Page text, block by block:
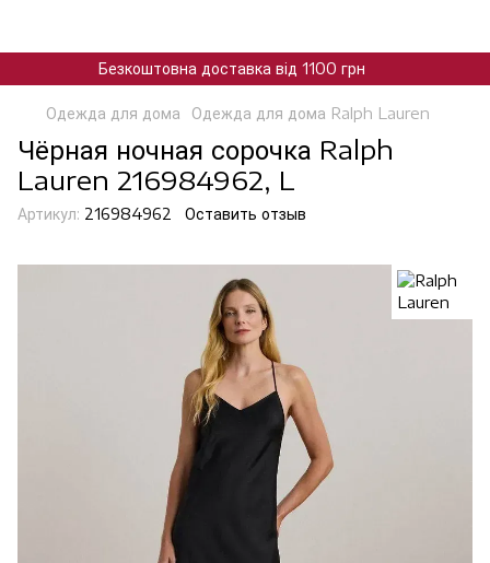
Безкоштовна доставка від 1100 грн
Одежда для дома Одежда для дома Ralph Lauren
Чёрная ночная сорочка Ralph
Lauren 216984962, L
Артикул: 216984962 Оставить отзыв